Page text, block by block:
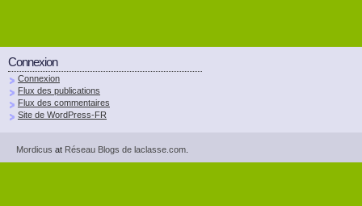
Connexion
Connexion
Flux des publications
Flux des commentaires
Site de WordPress-FR
Mordicus at Réseau Blogs de laclasse.com